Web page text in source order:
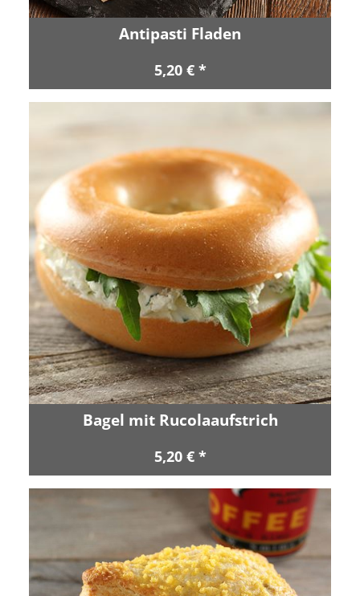
Antipasti Fladen
5,20 € *
Bagel mit Rucolaaufstrich
5,20 € *